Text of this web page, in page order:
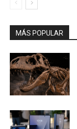
MÁS POPULAR